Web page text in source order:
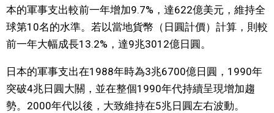
生活
娛樂
本的軍事支出較前一年增加9.7%，達622億美元，維持全
球第10名的水準。若以當地貨幣（日圓計價）計算，則較
前一年大幅成長13.2%，達9兆3012億日圓。
日本的軍事支出在1988年時為3兆6700億日圓，1990年
突破4兆日圓大關，並在整個1990年代持續呈現增加趨
勢。2000年代以後，大致維持在5兆日圓左右波動。